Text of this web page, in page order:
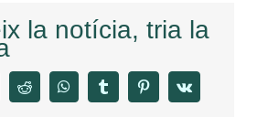
la notícia, tria la
reddit whatsapptumblr pinterestvk